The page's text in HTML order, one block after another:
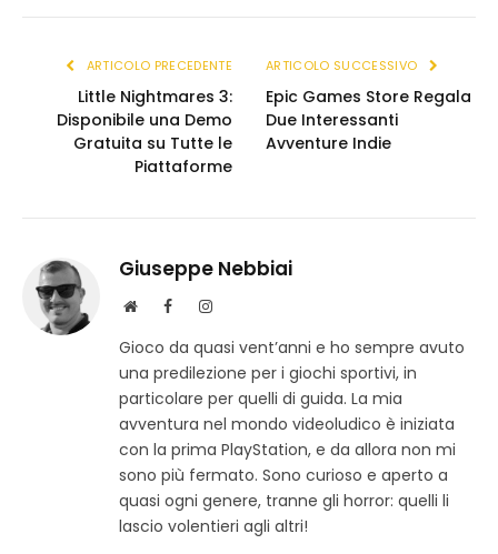
ARTICOLO PRECEDENTE
Little Nightmares 3:
Disponibile una Demo
Gratuita su Tutte le
Piattaforme
ARTICOLO SUCCESSIVO
Epic Games Store Regala
Due Interessanti
Avventure Indie
Giuseppe Nebbiai
S
t
o
w
F
c
e
b
k
I
s
t
a
m
Gioco da quasi vent’anni e ho sempre avuto
una predilezione per i giochi sportivi, in
particolare per quelli di guida. La mia
avventura nel mondo videoludico è iniziata
con la prima PlayStation, e da allora non mi
sono più fermato. Sono curioso e aperto a
quasi ogni genere, tranne gli horror: quelli li
lascio volentieri agli altri!